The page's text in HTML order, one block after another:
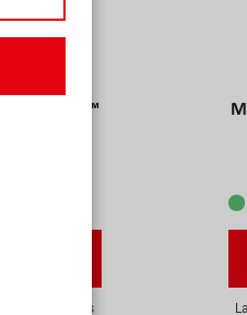
Duty™
s
La